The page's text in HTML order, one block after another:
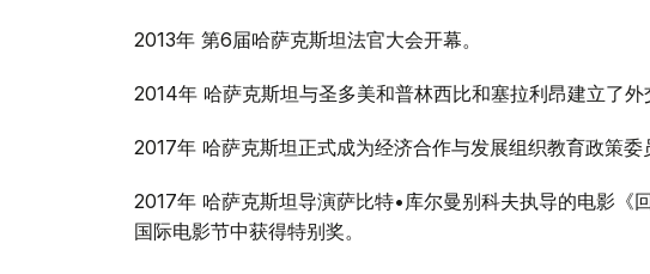
2013年 第6届哈萨克斯坦法官大会开幕。
2014年 哈萨克斯坦与圣多美和普林西比和塞拉利昂建立了外
2017年 哈萨克斯坦正式成为经济合作与发展组织教育政策委
2017年 哈萨克斯坦导演萨比特•库尔曼别科夫执导的电影《
国际电影节中获得特别奖。